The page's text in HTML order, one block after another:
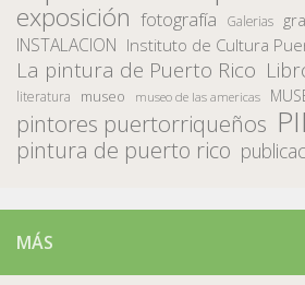
exposición fotografía Galerias
INSTALACION Instituto de Cultura
La pintura de Puerto Rico
literatura museo museo de las americas
pintores puertorriqueños
pintura de puerto rico
MÁS